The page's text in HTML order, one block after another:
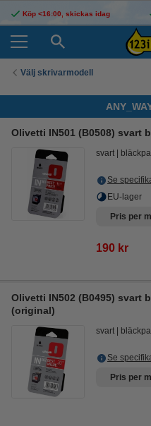
Köp <16:00, skickas idag
Välj skrivarmodell
Olivetti IN501 (B0508) svart
svart
Se
EU-lager
Pris per ml
190 kr
Olivetti IN502 (B0495) svart
(original)
svart
Se
Pris per ml